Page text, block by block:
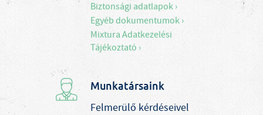
Biztonsági adatlapok ›
Egyéb dokumentumok ›
Mixtura Adatkezelési
Tájékoztató ›
Munkatársaink
Felmerülő kérdéseivel